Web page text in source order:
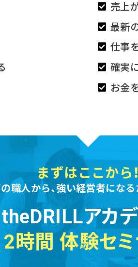
売上
最新
仕事
確実
お金
まずはここから！
職人から、強い経営者にな
theDRILLアカ
2時間 体験セミ